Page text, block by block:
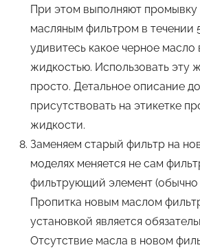
При этом выполняют промывку
масляным фильтром в течении
удивитесь какое черное масло
жидкостью. Использовать эту
просто. Детальное описание
присутствовать на этикетке
жидкости.
Заменяем старый фильтр на
моделях меняется не сам
фильтрующий элемент (обычно
Пропитка новым маслом
установкой является
Отсутствие масла в новом